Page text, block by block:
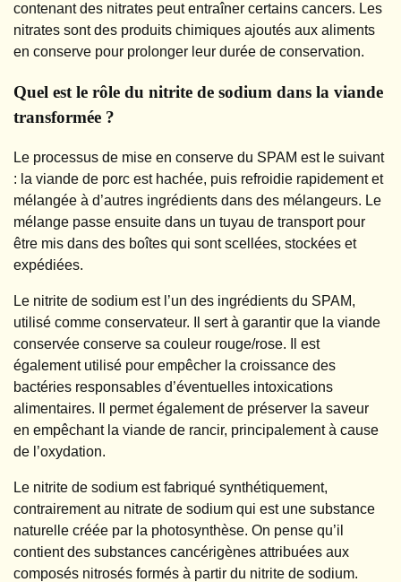
contenant des nitrates peut entraîner certains cancers. Les
nitrates sont des produits chimiques ajoutés aux aliments
en conserve pour prolonger leur durée de conservation.
Quel est le rôle du nitrite de sodium dans la viande
transformée ?
Le processus de mise en conserve du SPAM est le suivant
: la viande de porc est hachée, puis refroidie rapidement et
mélangée à d’autres ingrédients dans des mélangeurs. Le
mélange passe ensuite dans un tuyau de transport pour
être mis dans des boîtes qui sont scellées, stockées et
expédiées.
Le nitrite de sodium est l’un des ingrédients du SPAM,
utilisé comme conservateur. Il sert à garantir que la viande
conservée conserve sa couleur rouge/rose. Il est
également utilisé pour empêcher la croissance des
bactéries responsables d’éventuelles intoxications
alimentaires. Il permet également de préserver la saveur
en empêchant la viande de rancir, principalement à cause
de l’oxydation.
Le nitrite de sodium est fabriqué synthétiquement,
contrairement au nitrate de sodium qui est une substance
naturelle créée par la photosynthèse. On pense qu’il
contient des substances cancérigènes attribuées aux
composés nitrosés formés à partir du nitrite de sodium.